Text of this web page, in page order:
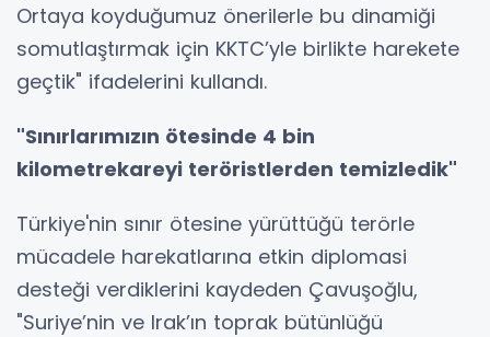
Ortaya koyduğumuz önerilerle bu dinamiği
somutlaştırmak için KKTC’yle birlikte harekete
geçtik" ifadelerini kullandı.
"Sınırlarımızın ötesinde 4 bin
kilometrekareyi teröristlerden temizledik"
Türkiye'nin sınır ötesine yürüttüğü terörle
mücadele harekatlarına etkin diplomasi
desteği verdiklerini kaydeden Çavuşoğlu,
"Suriye’nin ve Irak’ın toprak bütünlüğü